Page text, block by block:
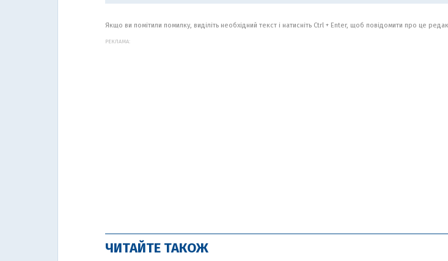
Якщо ви помітили помилку, виділіть необхідний текст і натисніть Ctrl + Enter, щоб повідомити про це
РЕКЛАМА:
ЧИТАЙТЕ ТАКОЖ